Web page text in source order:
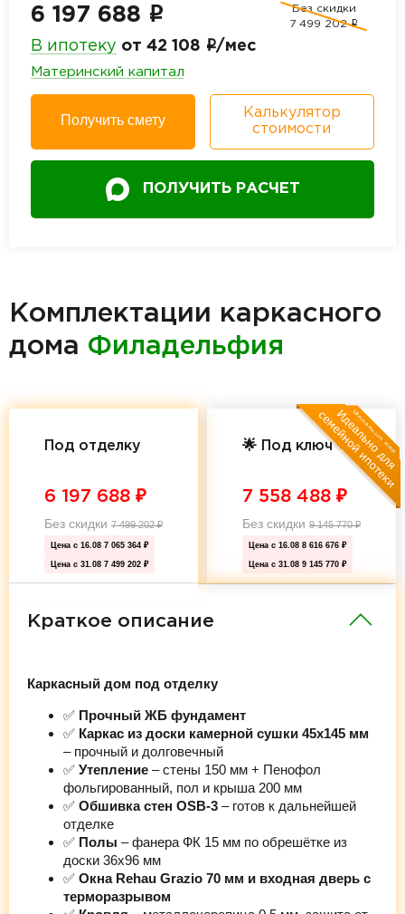
6 197 688 i
Без скидки
7 499 202 i
В ипотеку от 42 108 i/мес
Материнский капитал
Получить смету
Калькулятор
стоимости
ПОЛУЧИТЬ РАСЧЕТ
Комплектации каркасного
дома Филадельфия
Под отделку
6 197 688 ₽
Без скидки 7 499 202₽
Цена с 16.08 7 065 364 ₽
Цена с 31.08 7 499 202 ₽
🌟 Под ключ 🌟
7 558 488 ₽
Без скидки 9 145 770₽
Цена с 16.08 8 616 676 ₽
Цена с 31.08 9 145 770 ₽
Краткое описание
Каркасный дом под отделку
✅ Прочный ЖБ фундамент
✅ Каркас из доски камерной сушки 45х145 мм
– прочный и долговечный
✅ Утепление – стены 150 мм + Пенофол
фольгированный, пол и крыша 200 мм
✅ Обшивка стен OSB-3 – готов к дальнейшей
отделке
✅ Полы – фанера ФК 15 мм по обрешётке из
доски 36х96 мм
✅ Окна Rehau Grazio 70 мм и входная дверь с
терморазрывом